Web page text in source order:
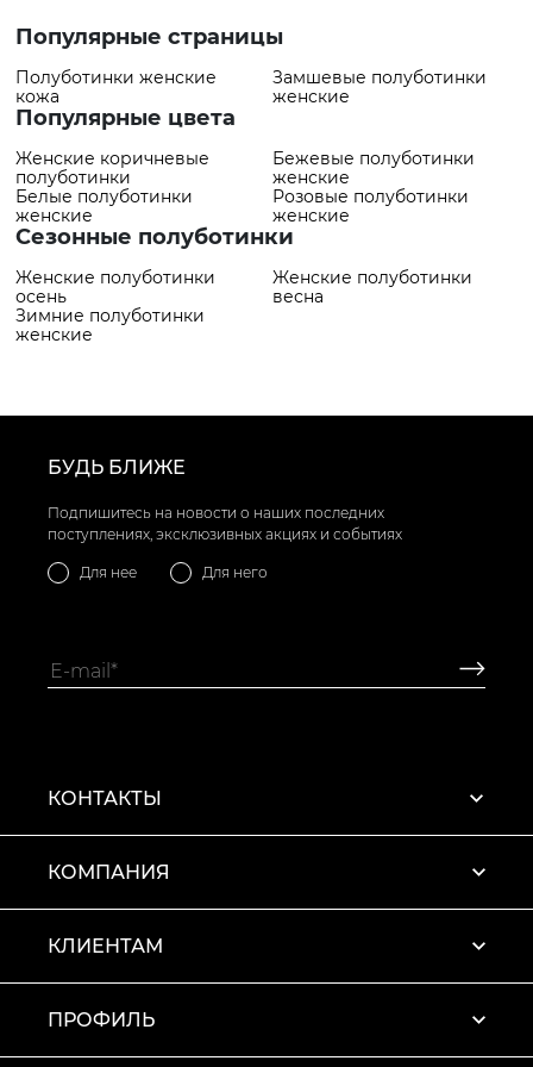
Популярные страницы
Полуботинки женские
кожа
Замшевые полуботинки
женские
Популярные цвета
Женские коричневые
полуботинки
Бежевые полуботинки
женские
Белые полуботинки
женские
Розовые полуботинки
женские
Сезонные полуботинки
Женские полуботинки
осень
Женские полуботинки
весна
Зимние полуботинки
женские
БУДЬ БЛИЖЕ
Подпишитесь на новости о наших последних
поступлениях, эксклюзивных акциях и событиях
Для нее Для него
КОНТАКТЫ
КОМПАНИЯ
КЛИЕНТАМ
ПРОФИЛЬ